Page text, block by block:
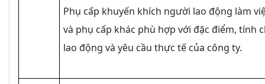
Phụ cấp khuyến khích người lao động làm
và phụ cấp khác phù hợp với đặc điểm, tính
lao động và yêu cầu thực tế của công ty.